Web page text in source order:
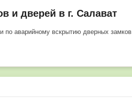
и дверей в г. Салават
по аварийному вскрытию дверных замков